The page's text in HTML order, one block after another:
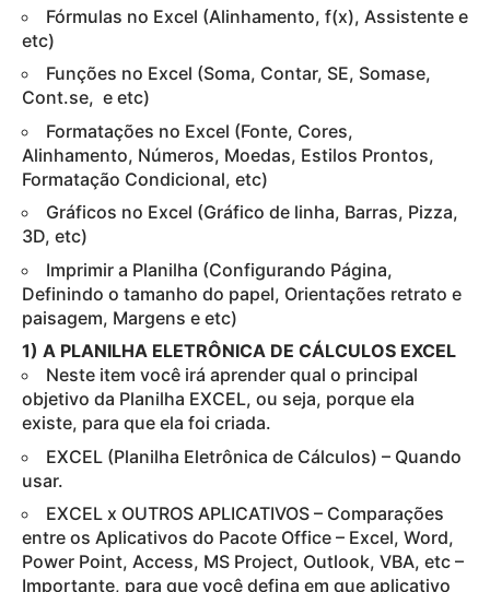
Fórmulas no Excel (Alinhamento, f(x), Assistente e
etc)
Funções no Excel (Soma, Contar, SE, Somase,
Cont.se, e etc)
Formatações no Excel (Fonte, Cores,
Alinhamento, Números, Moedas, Estilos Prontos,
Formatação Condicional, etc)
Gráficos no Excel (Gráfico de linha, Barras, Pizza,
3D, etc)
Imprimir a Planilha (Configurando Página,
Definindo o tamanho do papel, Orientações retrato e
paisagem, Margens e etc)
1) A PLANILHA ELETRÔNICA DE CÁLCULOS EXCEL
Neste item você irá aprender qual o principal
objetivo da Planilha EXCEL, ou seja, porque ela
existe, para que ela foi criada.
EXCEL (Planilha Eletrônica de Cálculos) – Quando
usar.
EXCEL x OUTROS APLICATIVOS – Comparações
entre os Aplicativos do Pacote Office – Excel, Word,
Power Point, Access, MS Project, Outlook, VBA, etc –
Importante, para que você defina em que aplicativo